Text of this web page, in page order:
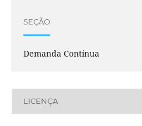
SEÇÃO
Demanda Contínua
LICENÇA